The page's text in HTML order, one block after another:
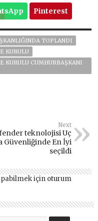
Pinterest
TOPLANDI
KURULU
KURULU CUMHURBAŞKANI
Next
teknolojisi Uç
Güvenliğinde En İyi
seçildi
için oturum